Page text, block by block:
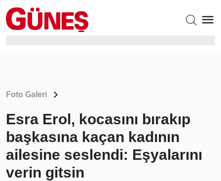
Foto Galeri
Esra Erol, kocasını bırakıp
başkasına kaçan kadının
ailesine seslendi: Eşyalarını
verin gitsin